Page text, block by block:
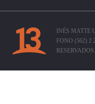
INÉS MATTE
FONO (562) 2